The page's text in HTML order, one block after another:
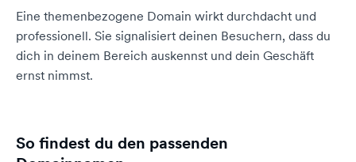
Eine themenbezogene Domain wirkt durchdacht und
professionell. Sie signalisiert deinen Besuchern, dass du
dich in deinem Bereich auskennst und dein Geschäft
ernst nimmst.
So findest du den passenden